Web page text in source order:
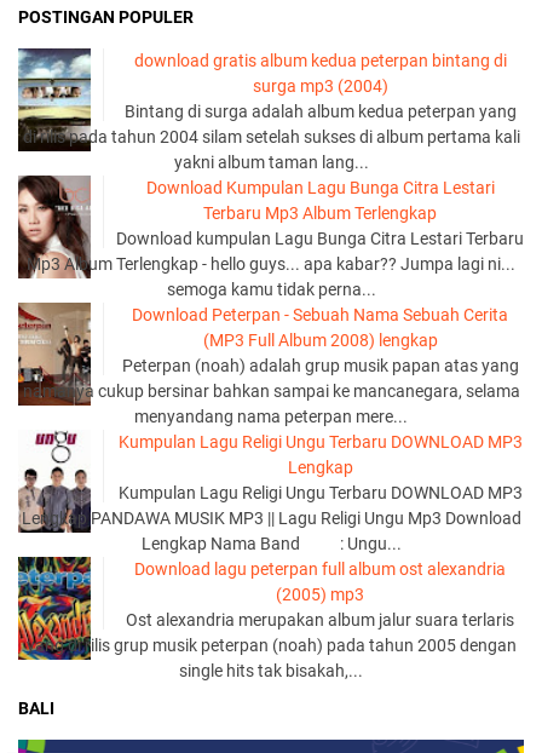
POSTINGAN POPULER
download gratis album kedua peterpan bintang di
surga mp3 (2004)
Bintang di surga adalah album kedua peterpan yang
di rilis pada tahun 2004 silam setelah sukses di album pertama kali
yakni album taman lang...
Download Kumpulan Lagu Bunga Citra Lestari
Terbaru Mp3 Album Terlengkap
Download kumpulan Lagu Bunga Citra Lestari Terbaru
Mp3 Album Terlengkap - hello guys... apa kabar?? Jumpa lagi ni...
semoga kamu tidak perna...
Download Peterpan - Sebuah Nama Sebuah Cerita
(MP3 Full Album 2008) lengkap
Peterpan (noah) adalah grup musik papan atas yang
namanya cukup bersinar bahkan sampai ke mancanegara, selama
menyandang nama peterpan mere...
Kumpulan Lagu Religi Ungu Terbaru DOWNLOAD MP3
Lengkap
Kumpulan Lagu Religi Ungu Terbaru DOWNLOAD MP3
Lengkap PANDAWA MUSIK MP3 || Lagu Religi Ungu Mp3 Download
Lengkap Nama Band : Ungu...
Download lagu peterpan full album ost alexandria
(2005) mp3
Ost alexandria merupakan album jalur suara terlaris
yang di rilis grup musik peterpan (noah) pada tahun 2005 dengan
single hits tak bisakah,...
BALI